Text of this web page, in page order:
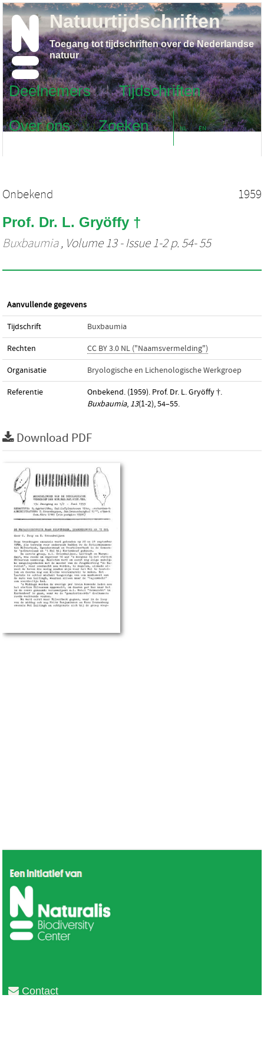
Deelnemers
Tijdschriften
Over ons
Zoeken NL EN
Natuurtijdschriften
Toegang tot tijdschriften over de Nederlandse
natuur
Onbekend 1959
Prof. Dr. L. Gryöffy †
Buxbaumia, Volume 13 - Issue 1-2 p. 54- 55
Aanvullende gegevens
Tijdschrift Buxbaumia
Rechten CC BY 3.0 NL ("Naamsvermelding")
Organisatie Bryologische en Lichenologische Werkgroep
Referentie
Onbekend. (1959). Prof. Dr. L. Gryöffy †.
Buxbaumia, 13(1-2), 54–55.
Download PDF
Contact